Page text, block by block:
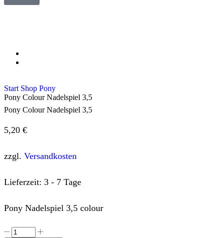
Start Shop Pony
Pony Colour Nadelspiel 3,5
Pony Colour Nadelspiel 3,5
5,20 €
zzgl. Versandkosten
Lieferzeit: 3 - 7 Tage
Pony Nadelspiel 3,5 colour